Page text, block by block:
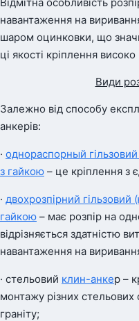
навантаження на
шаром оцинковки, що
ці якості кріплення
Види
Залежно від способу
анкерів:
· однораспорный
з гайкою – це кріплення з
· двохрозпірний
гайкою – має розпір на
відрізняється здатністю
навантаження на
· стельовий клин-анкер –
монтажу різних
граніту;